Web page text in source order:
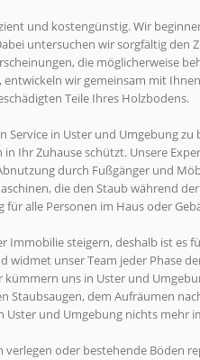
und kostengünstig. Wir
untersuchen wir sorgfältig den
die möglicherweise
wir gemeinsam mit
Teile Ihres Holzbodens.
Service in Uster und Umgebung
Ihr Zuhause schützt. Unsere
durch Fußgänger und
die den Staub während
alle Personen im Haus oder
Immobilie steigern, deshalb ist es
widmet unser Team jeder Phase
uns in Uster und
Staubsaugen, dem Aufräumen
und Umgebung nichts mehr
oder bestehende Böden